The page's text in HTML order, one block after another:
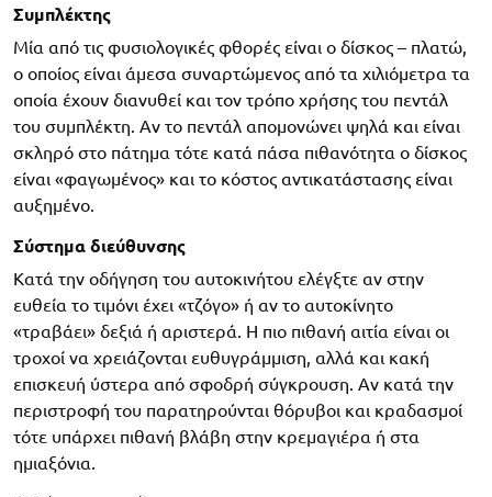
Συμπλέκτης
Μία από τις φυσιολογικές φθορές είναι ο δίσκος – πλατώ,
ο οποίος είναι άμεσα συναρτώμενος από τα χιλιόμετρα τα
οποία έχουν διανυθεί και τον τρόπο χρήσης του πεντάλ
του συμπλέκτη. Αν το πεντάλ απομονώνει ψηλά και είναι
σκληρό στο πάτημα τότε κατά πάσα πιθανότητα ο δίσκος
είναι «φαγωμένος» και το κόστος αντικατάστασης είναι
αυξημένο.
Σύστημα διεύθυνσης
Κατά την οδήγηση του αυτοκινήτου ελέγξτε αν στην
ευθεία το τιμόνι έχει «τζόγο» ή αν το αυτοκίνητο
«τραβάει» δεξιά ή αριστερά. Η πιο πιθανή αιτία είναι οι
τροχοί να χρειάζονται ευθυγράμμιση, αλλά και κακή
επισκευή ύστερα από σφοδρή σύγκρουση. Αν κατά την
περιστροφή του παρατηρούνται θόρυβοι και κραδασμοί
τότε υπάρχει πιθανή βλάβη στην κρεμαγιέρα ή στα
ημιαξόνια.